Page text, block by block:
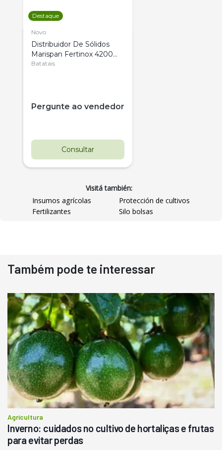
Destaque
Novo
Distribuidor De Sólidos
Marispan Fertinox 4200
Citrus
Batatais
Pergunte ao vendedor
Consultar
Pá Carregadeira Cat 966
Ano 1987
R$ 145.000
Consultar
Visitá también:
Insumos agrícolas
Protección de cultivos
Fertilizantes
Silo bolsas
Também pode te interessar
Agricultura
Inverno: cuidados no cultivo de hortaliças e frutas
para evitar perdas